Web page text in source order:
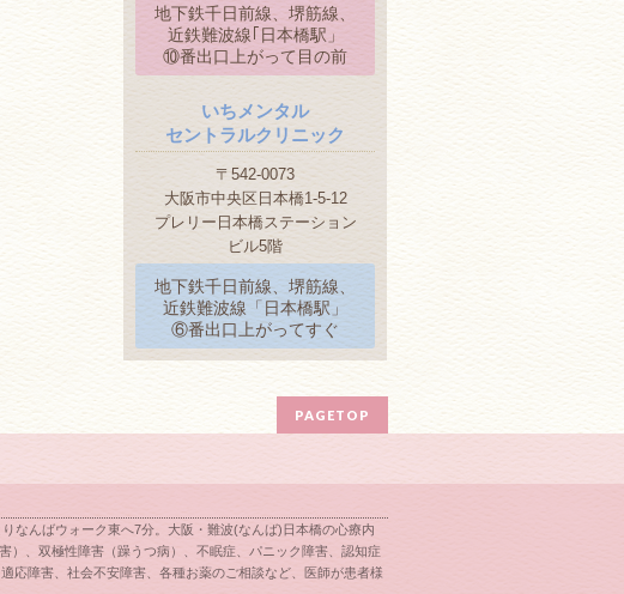
地下鉄千日前線、堺筋線、
近鉄難波線｢日本橋駅」
⑩番出口上がって目の前
いちメンタル
セントラルクリニック
〒542-0073
大阪市中央区日本橋1-5-12
プレリー日本橋ステーション
ビル5階
地下鉄千日前線、堺筋線、
近鉄難波線「日本橋駅」
⑥番出口上がってすぐ
PAGETOP
なんばウォーク東へ7分。大阪・難波(なんば)日本橋の心療内
）、双極性障害（躁うつ病）、不眠症、パニック障害、認知症
応障害、社会不安障害、各種お薬のご相談など、医師が患者様